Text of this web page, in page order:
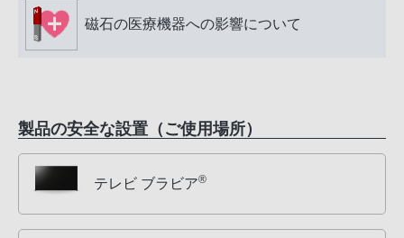
磁石の医療機器への影響について
製品の安全な設置（ご使用場所）
テレビ ブラビア®